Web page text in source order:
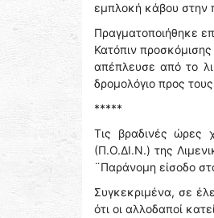
εμπλοκή κάβου στην
Πραγματοποιήθηκε
Κατόπιν
απέπλευσε από το
δρομολόγιο προς
*****
Τις βραδινές ώρες
(Π.Ο.ΔΙ.Ν.) της
¨Παράνομη είσοδο
Συγκεκριμένα, σε
ότι οι αλλοδαποί